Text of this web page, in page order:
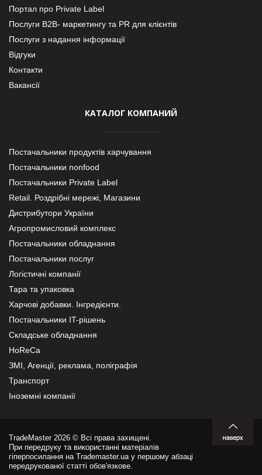
Портал про Private Label
Послуги В2В- маркетингу та PR для клієнтів
Послуги з надання інформації
Відгуки
Контакти
Вакансії
КАТАЛОГ КОМПАНИЙ
Постачальники продуктів харчування
Постачальники nonfood
Постачальники Private Label
Retail. Роздрібні мережі, Магазини
Дистрибутори України
Агропромисловий комплекс
Постачальники обладнання
Постачальники послуг
Логістичні компанії
Тара та упаковка
Харчові добавки. Інгредієнти.
Постачальники IT-рішень
Складське обладнання
HoReCa
ЗМІ, Агенції, реклама, поліграфія
Транспорт
Іноземні компанії
TradeMaster 2026 © Всі права захищені.
При передруку та використанні матеріалів
гіперпосилання на Trademaster.ua у першому абзаці
передрукованої статті обов'язкове.